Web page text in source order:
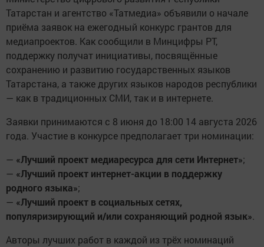
Татарстан и агентство «Татмедиа» объявили о начале
приёма заявок на ежегодный конкурс грантов для
медиапроектов. Как сообщили в Минцифры РТ,
поддержку получат инициативы, посвящённые
сохранению и развитию государственных языков
Татарстана, а также других языков народов республики
— как в традиционных СМИ, так и в интернете.
Заявки принимаются с 8 июня до 18:00 14 августа 2026
года. Участие в конкурсе предполагает три номинации:
— «Лучший проект медиаресурса для сети Интернет»;
— «Лучший проект интернет-акции в поддержку
родного языка»;
— «Лучший проект в социальных сетях,
популяризирующий и/или сохраняющий родной язык».
Авторы лучших работ в каждой из трёх номинаций